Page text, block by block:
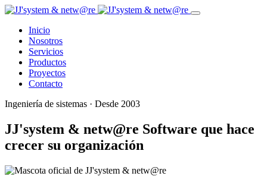
Inicio
Nosotros
Servicios
Productos
Proyectos
Contacto
Ingeniería de sistemas · Desde 2003
JJ'system & netw@re Software que hace
crecer su organización